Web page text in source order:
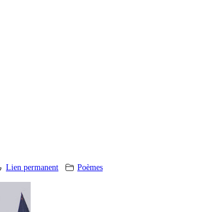
Lien permanent Poèmes